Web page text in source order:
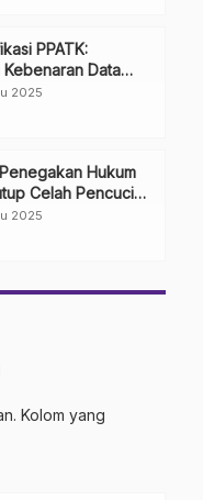
PPATK:
Kebenaran Data
2025
Hukum
Celah Pencucian
2025
Kolom yang